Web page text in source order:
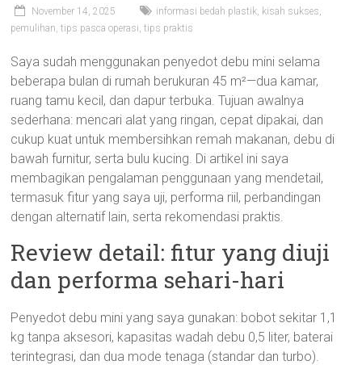
November 14, 2025 informasi bedah plastik, kisah sukses,
pemulihan,tips pasca operasi,tips praktis
Saya sudah menggunakan penyedot debu mini selama
beberapa bulan di rumah berukuran 45 m²—dua kamar,
ruang tamu kecil, dan dapur terbuka. Tujuan awalnya
sederhana: mencari alat yang ringan, cepat dipakai, dan
cukup kuat untuk membersihkan remah makanan, debu di
bawah furnitur, serta bulu kucing. Di artikel ini saya
membagikan pengalaman penggunaan yang mendetail,
termasuk fitur yang saya uji, performa riil, perbandingan
dengan alternatif lain, serta rekomendasi praktis.
Review detail: fitur yang diuji
dan performa sehari-hari
Penyedot debu mini yang saya gunakan: bobot sekitar 1,1
kg tanpa aksesori, kapasitas wadah debu 0,5 liter, baterai
terintegrasi, dan dua mode tenaga (standar dan turbo).